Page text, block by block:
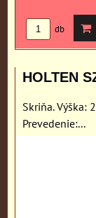
db
HOLTEN
Skriňa. Výška:
Prevedenie:...